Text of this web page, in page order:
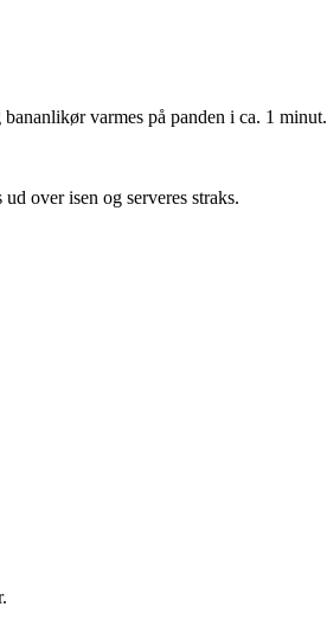
varmes på panden i ca. 1 minut.
over isen og serveres straks.